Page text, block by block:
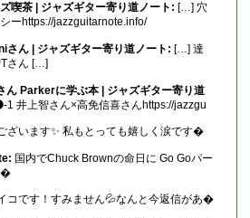
喫茶 | ジャズギター寄り道ノート: […] 穴
ーhttps://jazzguitarnote.info/
さん | ジャズギター寄り道ノート: […] 達
さん […]
ん Parkerに学ぶ本 | ジャズギター寄り道
井上智さん×高免信喜さんhttps://jazzgu
ざいます✨ 私もとっても嬉しく涙です�
国内でChuck Brownの命日に Go Goパー
�
コです！すみません💦なんと今返信があ�